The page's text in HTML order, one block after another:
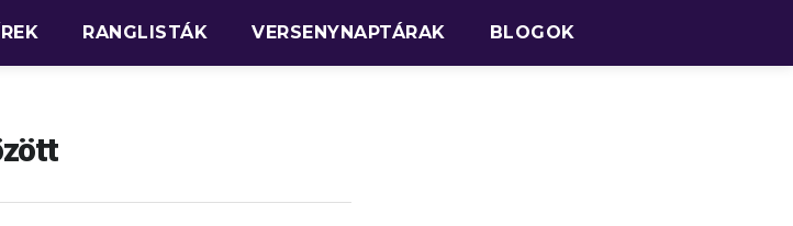
RANGLISTÁK VERSENYNAPTÁRAK BLOGOK